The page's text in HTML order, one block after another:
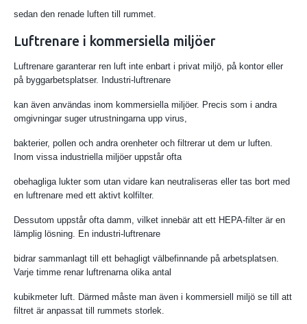
sedan den renade luften till rummet.
Luftrenare i kommersiella miljöer
Luftrenare garanterar ren luft inte enbart i privat miljö, på kontor eller
på byggarbetsplatser. Industri-luftrenare
kan även användas inom kommersiella miljöer. Precis som i andra
omgivningar suger utrustningarna upp virus,
bakterier, pollen och andra orenheter och filtrerar ut dem ur luften.
Inom vissa industriella miljöer uppstår ofta
obehagliga lukter som utan vidare kan neutraliseras eller tas bort med
en luftrenare med ett aktivt kolfilter.
Dessutom uppstår ofta damm, vilket innebär att ett HEPA-filter är en
lämplig lösning. En industri-luftrenare
bidrar sammanlagt till ett behagligt välbefinnande på arbetsplatsen.
Varje timme renar luftrenarna olika antal
kubikmeter luft. Därmed måste man även i kommersiell miljö se till att
filtret är anpassat till rummets storlek.